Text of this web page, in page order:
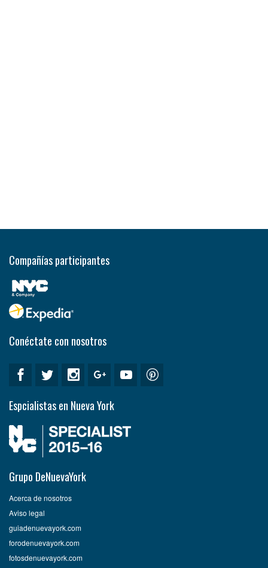
Compañías participantes
Conéctate con nosotros
Espcialistas en Nueva York
Grupo DeNuevaYork
Acerca de nosotros
Aviso legal
guiadenuevayork.com
forodenuevayork.com
fotosdenuevayork.com